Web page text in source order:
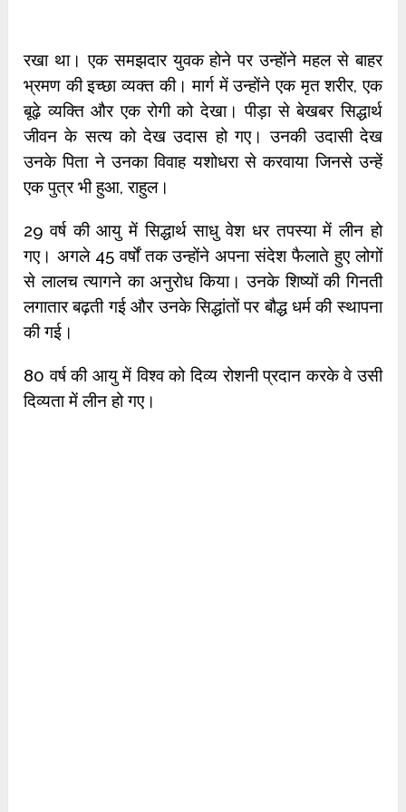
रखा था। एक समझदार युवक होने पर उन्होंने महल से बाहर
भ्रमण की इच्छा व्यक्त की। मार्ग में उन्होंने एक मृत शरीर, एक
बूढ़े व्यक्ति और एक रोगी को देखा। पीड़ा से बेखबर सिद्धार्थ
जीवन के सत्य को देख उदास हो गए। उनकी उदासी देख
उनके पिता ने उनका विवाह यशोधरा से करवाया जिनसे उन्हें
एक पुत्र भी हुआ, राहुल।
29 वर्ष की आयु में सिद्धार्थ साधु वेश धर तपस्या में लीन हो
गए। अगले 45 वर्षों तक उन्होंने अपना संदेश फैलाते हुए लोगों
से लालच त्यागने का अनुरोध किया। उनके शिष्यों की गिनती
लगातार बढ़ती गई और उनके सिद्धांतों पर बौद्ध धर्म की स्थापना
की गई।
80 वर्ष की आयु में विश्व को दिव्य रोशनी प्रदान करके वे उसी
दिव्यता में लीन हो गए।